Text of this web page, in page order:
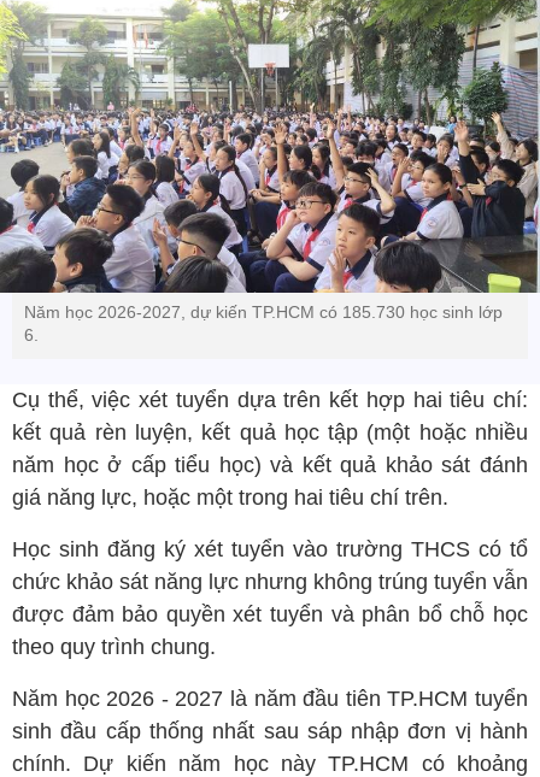
Năm học 2026-2027, dự kiến TP.HCM có 185.730 học sinh lớp
6.
Cụ thể, việc xét tuyển dựa trên kết hợp hai tiêu chí:
kết quả rèn luyện, kết quả học tập (một hoặc nhiều
năm học ở cấp tiểu học) và kết quả khảo sát đánh
giá năng lực, hoặc một trong hai tiêu chí trên.
Học sinh đăng ký xét tuyển vào trường THCS có tổ
chức khảo sát năng lực nhưng không trúng tuyển vẫn
được đảm bảo quyền xét tuyển và phân bổ chỗ học
theo quy trình chung.
Năm học 2026 - 2027 là năm đầu tiên TP.HCM tuyển
sinh đầu cấp thống nhất sau sáp nhập đơn vị hành
chính. Dự kiến năm học này TP.HCM có khoảng